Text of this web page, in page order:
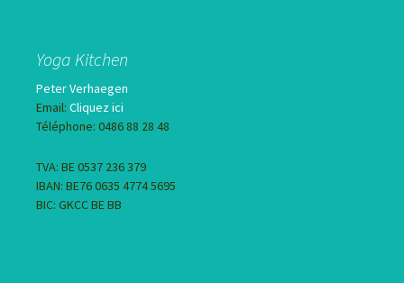
Yoga Kitchen
Peter Verhaegen
Email: Cliquez ici
Téléphone: 0486 88 28 48
TVA: BE 0537 236 379
IBAN: BE76 0635 4774 5695
BIC: GKCC BE BB